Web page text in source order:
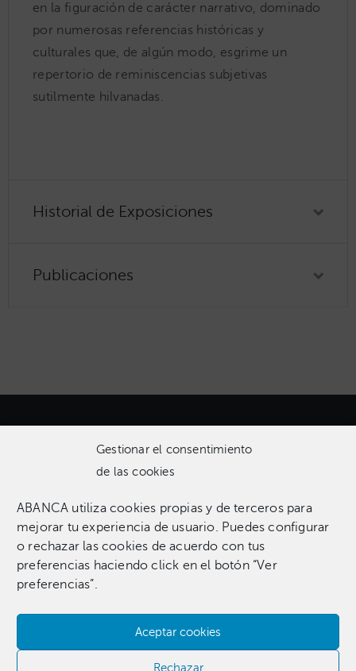
Gestionar el consentimiento
de las cookies
ABANCA utiliza cookies propias y de terceros para
mejorar tu experiencia de usuario. Puedes configurar
o rechazar las cookies de acuerdo con tus
preferencias haciendo click en el botón “Ver
preferencias”.
Aceptar cookies
Rechazar
en la figuración de carácter narrativo, dominado
por numerosas referencias históricas y
culturales que, de algún modo, esgrime un
repertorio de reminiscencias subjetivas
sutilmente hilvanadas.
Historial de Exposiciones
Publicaciones
Una colección que incluye 1.369 obras entre pinturas,
esculturas, fotografías, grabados, dibujos e instalaciones
pertenecientes a 255 artistas.​
Contacta con nosotros​